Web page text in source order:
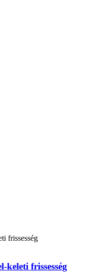
frissesség